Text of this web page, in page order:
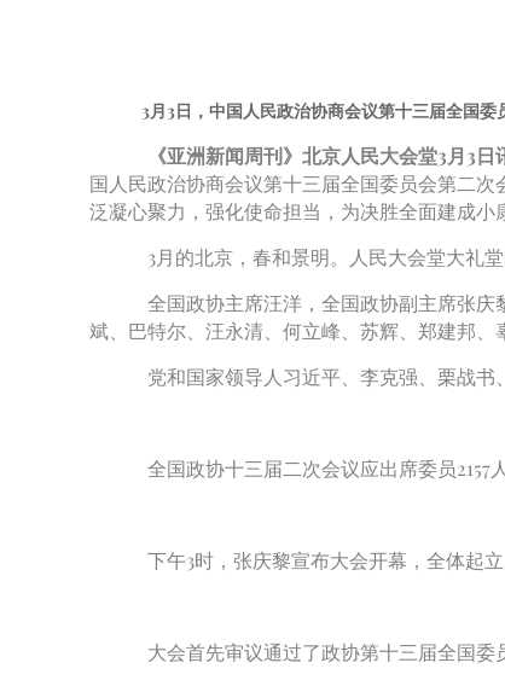
3月3日，中国人民政治协商会议第十三届全国
《亚洲新闻周刊》北京人民大会堂3月3日
国人民政治协商会议第十三届全国委员会第二
泛凝心聚力，强化使命担当，为决胜全面建成小
3月的北京，春和景明。人民大会堂大礼
全国政协主席汪洋，全国政协副主席张庆
斌、巴特尔、汪永清、何立峰、苏辉、郑建邦、
党和国家领导人习近平、李克强、栗战书
全国政协十三届二次会议应出席委员2157
下午3时，张庆黎宣布大会开幕，全体起立
大会首先审议通过了政协第十三届全国委